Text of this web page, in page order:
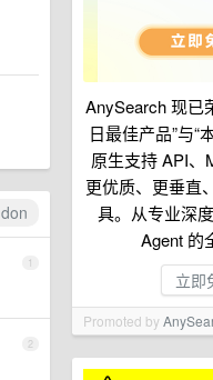
AnySearch 现已
日最佳产品”与“
原生支持 API、
更优质、更垂直
具。从专业深
Agent 的
立即
Promoted by
don
1
2